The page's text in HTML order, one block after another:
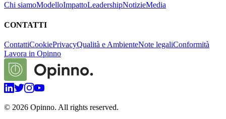
Chi siamoModelloImpattoLeadershipNotizieMedia
CONTATTI
ContattiCookiePrivacyQualità e AmbienteNote legaliConformità
Lavora in Opinno
© 2026 Opinno. All rights reserved.